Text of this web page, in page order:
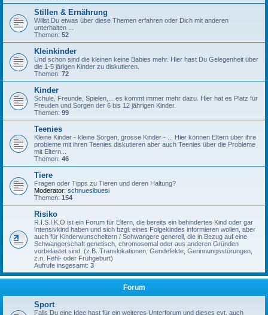
Stillen & Ernährung
Willst Du etwas über diese Themen erfahren oder Dich mit anderen
unterhalten ...
Themen: 52
Kleinkinder
Und schon sind die kleinen keine Babies mehr. Hier hast Du Gelegenheit über
die 1-5 järigen Kinder zu diskutieren.
Themen: 72
Kinder
Schule, Freunde, Spielen,... es kommt immer mehr dazu. Hier hat es Platz für
Freuden und Sorgen der 6 bis 12 jährigen Kinder.
Themen: 99
Teenies
Kleine Kinder - kleine Sorgen, grosse Kinder - ... Hier können Eltern über ihre
probleme mit ihren Teenies diskutieren aber auch Teenies über die Probleme
mit Eltern...
Themen: 46
Tiere
Fragen oder Tipps zu Tieren und deren Haltung?
Moderator: schnuesibuesi
Themen: 154
Risiko
R.I.S.I.K.O ist ein Forum für Eltern, die bereits ein behindertes Kind oder gar
Intensivkind haben und sich bzgl. eines Folgekindes informieren wollen, aber
auch für Kinderwunscheltern / Schwangere generell, die in Bezug auf eine
Schwangerschaft genetisch, chromosomal oder aus anderen Gründen
vorbelastet sind. (z.B. Translokationen, Gendefekte, Gerinnungsstörungen,
z.n. Fehl- oder Frühgeburt)
Aufrufe insgesamt: 3
Forum
Sport
Falls Du eine Idee hast für ein weiteres Unterforum und dieses evt. auch